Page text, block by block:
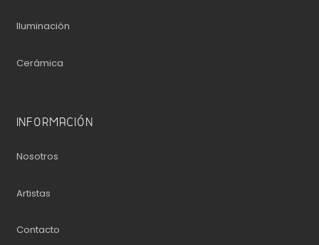
Iluminación
Cerámica
INFORMACIÓN
Nosotros
Artistas
Contacto